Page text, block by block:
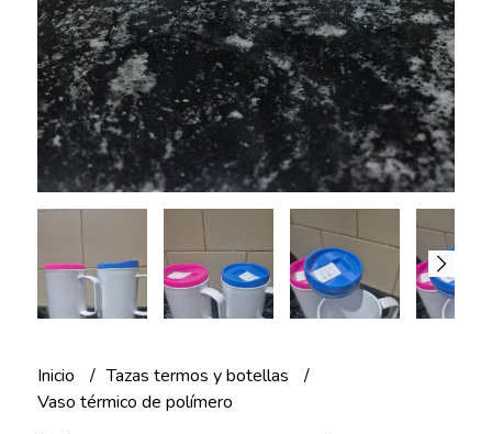
Inicio
Tazas termos y botellas
Vaso térmico de polímero